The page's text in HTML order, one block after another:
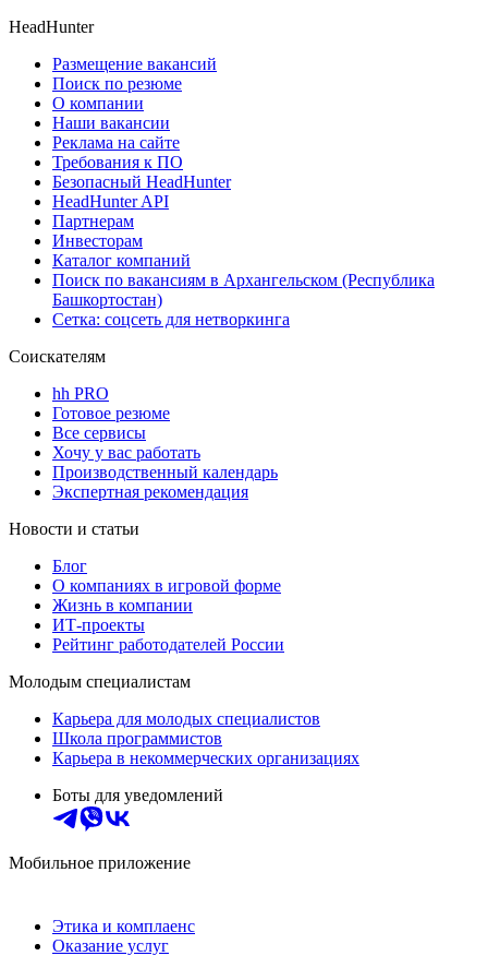
HeadHunter
Размещение вакансий
Поиск по резюме
О компании
Наши вакансии
Реклама на сайте
Требования к ПО
Безопасный HeadHunter
HeadHunter API
Партнерам
Инвесторам
Каталог компаний
Поиск по вакансиям в Архангельском (Республика
Башкортостан)
Сетка: соцсеть для нетворкинга
Соискателям
hh PRO
Готовое резюме
Все сервисы
Хочу у вас работать
Производственный календарь
Экспертная рекомендация
Новости и статьи
Блог
О компаниях в игровой форме
Жизнь в компании
ИТ-проекты
Рейтинг работодателей России
Молодым специалистам
Карьера для молодых специалистов
Школа программистов
Карьера в некоммерческих организациях
Боты для уведомлений
Мобильное приложение
Этика и комплаенс
Оказание услуг